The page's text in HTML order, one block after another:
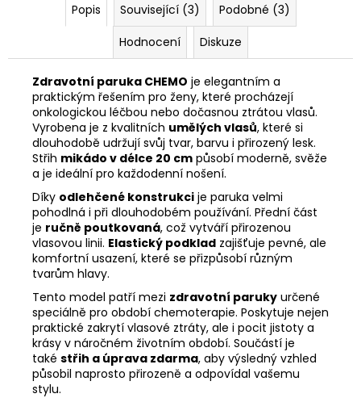
Popis Související (3)
Podobné (3)
Hodnocení
Diskuze
Zdravotní paruka CHEMO je elegantním a
praktickým řešením pro ženy, které procházejí
onkologickou léčbou nebo dočasnou ztrátou vlasů.
Vyrobena je z kvalitních umělých vlasů, které si
dlouhodobě udržují svůj tvar, barvu i přirozený lesk.
Střih mikádo v délce 20 cm působí moderně, svěže
a je ideální pro každodenní nošení.
Díky odlehčené konstrukci je paruka velmi
pohodlná i při dlouhodobém používání. Přední část
je ručně poutkovaná, což vytváří přirozenou
vlasovou linii. Elastický podklad zajišťuje pevné, ale
komfortní usazení, které se přizpůsobí různým
tvarům hlavy.
Tento model patří mezi zdravotní paruky určené
speciálně pro období chemoterapie. Poskytuje nejen
praktické zakrytí vlasové ztráty, ale i pocit jistoty a
krásy v náročném životním období. Součástí je
také střih a úprava zdarma, aby výsledný vzhled
působil naprosto přirozeně a odpovídal vašemu
stylu.